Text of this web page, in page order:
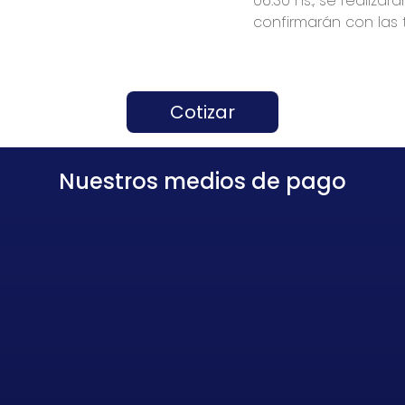
confirmarán con las
Cotizar
Nuestros medios de pago